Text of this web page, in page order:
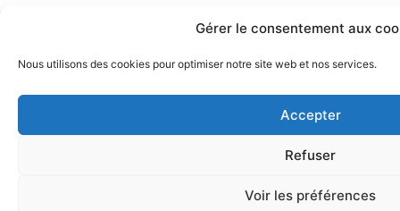
Gérer le consentement aux
Nous utilisons des cookies pour optimiser notre site web et nos services.
Accepter
Refuser
Voir les préférences